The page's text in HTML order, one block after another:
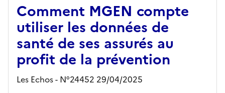
Comment MGEN compte
utiliser les données de
santé de ses assurés au
profit de la prévention
Les Echos - N°24452 29/04/2025